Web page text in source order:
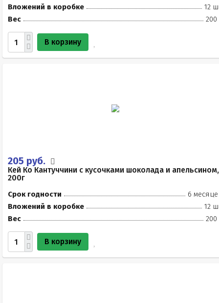
Вложений в коробке
12
Вес
200
В корзину
205 руб.
Кей Ко Кантуччини с кусочками шоколада и апельсином,
200г
Срок годности
6
Вложений в коробке
12
Вес
200
В корзину